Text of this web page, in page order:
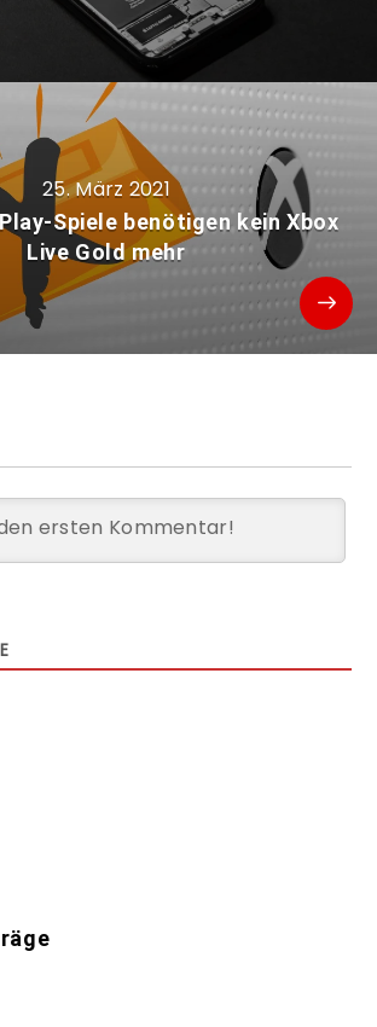
25. März 2021
Spiele benötigen kein Xbox
Live Gold mehr